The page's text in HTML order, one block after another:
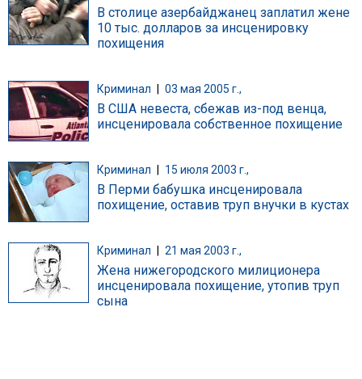
В столице азербайджанец заплатил жене
10 тыс. долларов за инсценировку
похищения
Криминал 03 мая 2005 г.,
В США невеста, сбежав из-под венца,
инсценировала собственное похищение
Криминал 15 июля 2003 г.,
В Перми бабушка инсценировала
похищение, оставив труп внучки в кустах
Криминал 21 мая 2003 г.,
Жена нижегородского милиционера
инсценировала похищение, утопив труп
сына